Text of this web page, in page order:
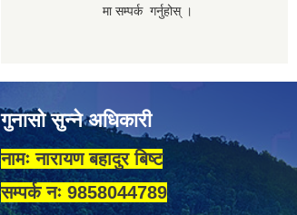
मा सम्पर्क गर्नुहोस् ।
गुनासो सुन्ने अधिकारी
नामः नारायण बहादुर बिष्ट
सम्पर्क नः 9858044789